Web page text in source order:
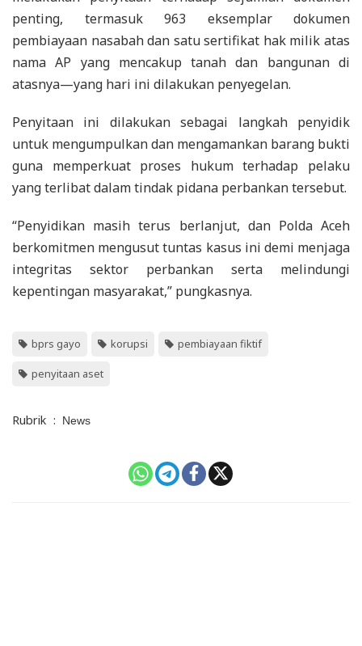
penting, termasuk 963 eksemplar dokumen
pembiayaan nasabah dan satu sertifikat hak milik atas
nama AP yang mencakup tanah dan bangunan di
atasnya—yang hari ini dilakukan penyegelan.
Penyitaan ini dilakukan sebagai langkah penyidik
untuk mengumpulkan dan mengamankan barang bukti
guna memperkuat proses hukum terhadap pelaku
yang terlibat dalam tindak pidana perbankan tersebut.
“Penyidikan masih terus berlanjut, dan Polda Aceh
berkomitmen mengusut tuntas kasus ini demi menjaga
integritas sektor perbankan serta melindungi
kepentingan masyarakat,” pungkasnya.
bprs gayo korupsi pembiayaan fiktif
penyitaan aset
Rubrik : News